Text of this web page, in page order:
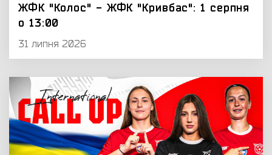
ЖФК "Колос" - ЖФК "Кривбас": 1 серпня
о 13:00
31 липня 2026